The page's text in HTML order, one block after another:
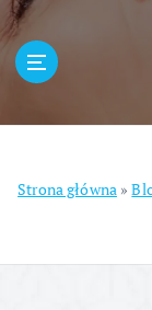
e
Strona główna»